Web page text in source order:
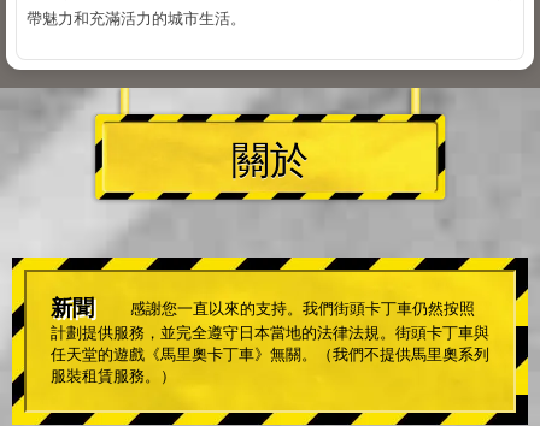
帶魅力和充滿活力的城市生活。
關於
新聞
感謝您一直以來的支持。我們街頭卡丁車仍然按照
計劃提供服務，並完全遵守日本當地的法律法規。街頭卡丁車與
任天堂的遊戲《馬里奧卡丁車》無關。（我們不提供馬里奧系列
服裝租賃服務。）